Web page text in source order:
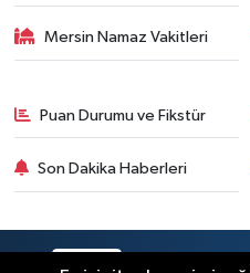
Mersin Namaz Vakitleri
Puan Durumu ve Fikstür
Son Dakika Haberleri
RSS